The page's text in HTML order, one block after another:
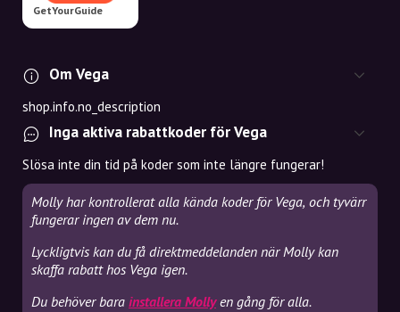
GetYourGuide
Om Vega
shop.info.no_description
Inga aktiva rabattkoder för Vega
Slösa inte din tid på koder som inte längre fungerar!
Molly har kontrollerat alla kända koder för Vega, och tyvärr
fungerar ingen av dem nu.
Lyckligtvis kan du få direktmeddelanden när Molly kan
skaffa rabatt hos Vega igen.
Du behöver bara installera Mollyen gång för alla.